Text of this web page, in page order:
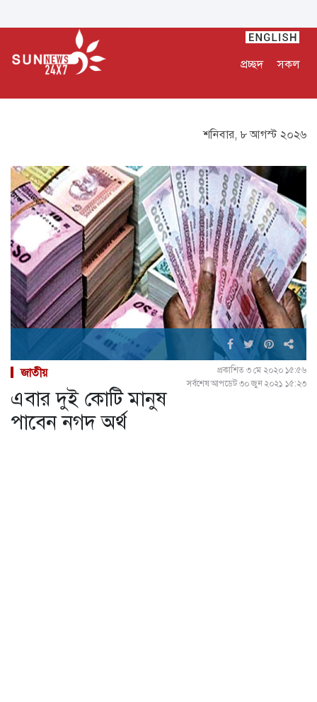
প্রচ্ছদ সকল
শনিবার, ৮ আগস্ট ২০২৬
জাতীয়
প্রকাশিত ৩ মে ২০২০ ১৫:৫৬
সর্বশেষ আপডেট ৩০ জুন ২০২১ ১৫:২৩
এবার দুই কোটি মানুষ
পাবেন নগদ অর্থ